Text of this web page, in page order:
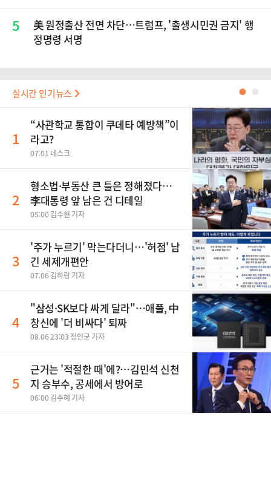
5
美 원정출산 전면 차단…트럼프, '출생시민권 금지' 행
정명령 서명
실시간 인기뉴스 ●
1
“사관학교 통합이 쿠데타 예방책”이
라고?
07:01 데스크
2
형소법·부동산 큰 틀은 정해졌다…
李대통령 앞 남은 건 디테일
05:00 김수현 기자
3
'주가 누르기' 막는다더니…'허점' 남
긴 세제개편안
07:06 김하랑 기자
4
"삼성·SK보다 싸게 달라"…애플, 中
창신에 '더 비싸다' 퇴짜
08.06 23:03 정인균 기자
5
근거는 '적절한 때'에?…김민석 신천
지 승부수, 공세에서 방어로
06:00 김주혜 기자